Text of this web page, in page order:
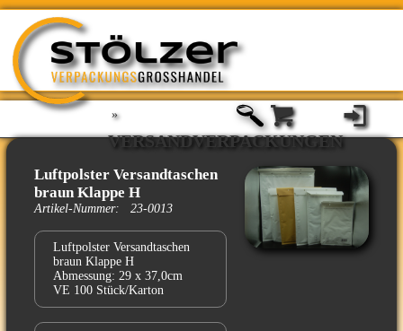
»
VERSANDVERPACKUNGEN
Luftpolster Versandtaschen
braun Klappe H
Artikel-Nummer: 23-0013
Luftpolster Versandtaschen
braun Klappe H
Abmessung: 29 x 37,0cm
VE 100 Stück/Karton